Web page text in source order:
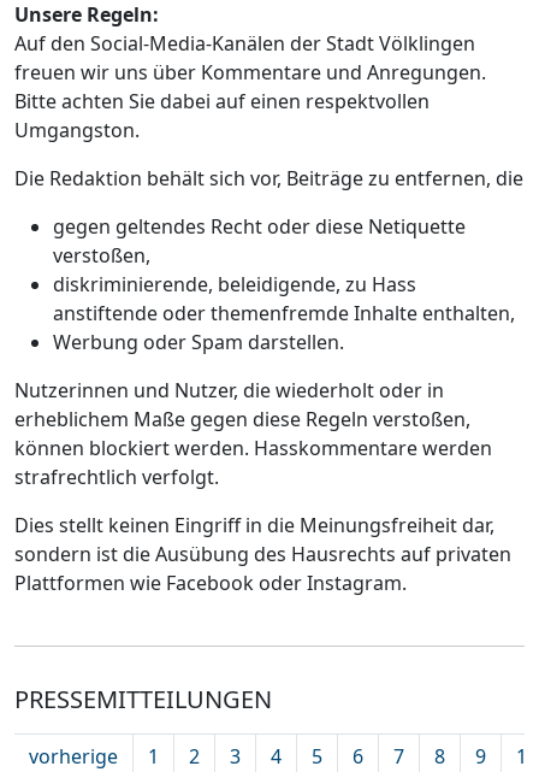
Unsere Regeln:
Auf den Social-Media-Kanälen der Stadt Völklingen
freuen wir uns über Kommentare und Anregungen.
Bitte achten Sie dabei auf einen respektvollen
Umgangston.
Die Redaktion behält sich vor, Beiträge zu entfernen, die
gegen geltendes Recht oder diese Netiquette
verstoßen,
diskriminierende, beleidigende, zu Hass
anstiftende oder themenfremde Inhalte enthalten,
Werbung oder Spam darstellen.
Nutzerinnen und Nutzer, die wiederholt oder in
erheblichem Maße gegen diese Regeln verstoßen,
können blockiert werden. Hasskommentare werden
strafrechtlich verfolgt.
Dies stellt keinen Eingriff in die Meinungsfreiheit dar,
sondern ist die Ausübung des Hausrechts auf privaten
Plattformen wie Facebook oder Instagram.
PRESSEMITTEILUNGEN
vorherige 1 2 3 4 5 6 7 8 9 10